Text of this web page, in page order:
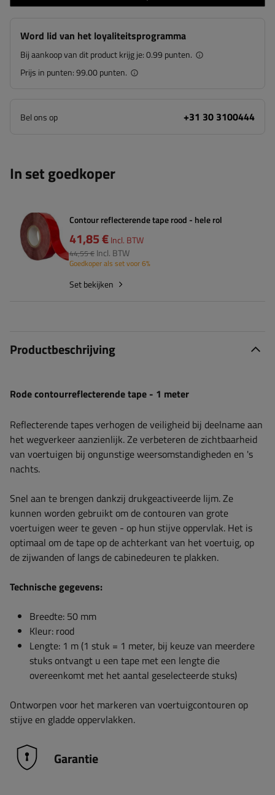
Word lid van het loyaliteitsprogramma
Bij aankoop van dit product krijg je:0.99 punten.
Prijs in punten:99.00 punten.
Bel ons op +31 30 3100444
In set goedkoper
Contour reflecterende tape rood - hele rol
41,85 €Incl. BTW
44,55 € Incl. BTW
Goedkoper als set voor 6%
Set bekijken
Productbeschrijving
Rode contourreflecterende tape - 1 meter
Reflecterende tapes verhogen de veiligheid bij deelname aan
het wegverkeer aanzienlijk. Ze verbeteren de zichtbaarheid
van voertuigen bij ongunstige weersomstandigheden en 's
nachts.
Snel aan te brengen dankzij drukgeactiveerde lijm. Ze
kunnen worden gebruikt om de contouren van grote
voertuigen weer te geven - op hun stijve oppervlak. Het is
optimaal om de tape op de achterkant van het voertuig, op
de zijwanden of langs de cabinedeuren te plakken.
Technische gegevens:
Breedte: 50 mm
Kleur: rood
Lengte: 1 m (1 stuk = 1 meter, bij keuze van meerdere
stuks ontvangt u een tape met een lengte die
overeenkomt met het aantal geselecteerde stuks)
Ontworpen voor het markeren van voertuigcontouren op
stijve en gladde oppervlakken.
Garantie